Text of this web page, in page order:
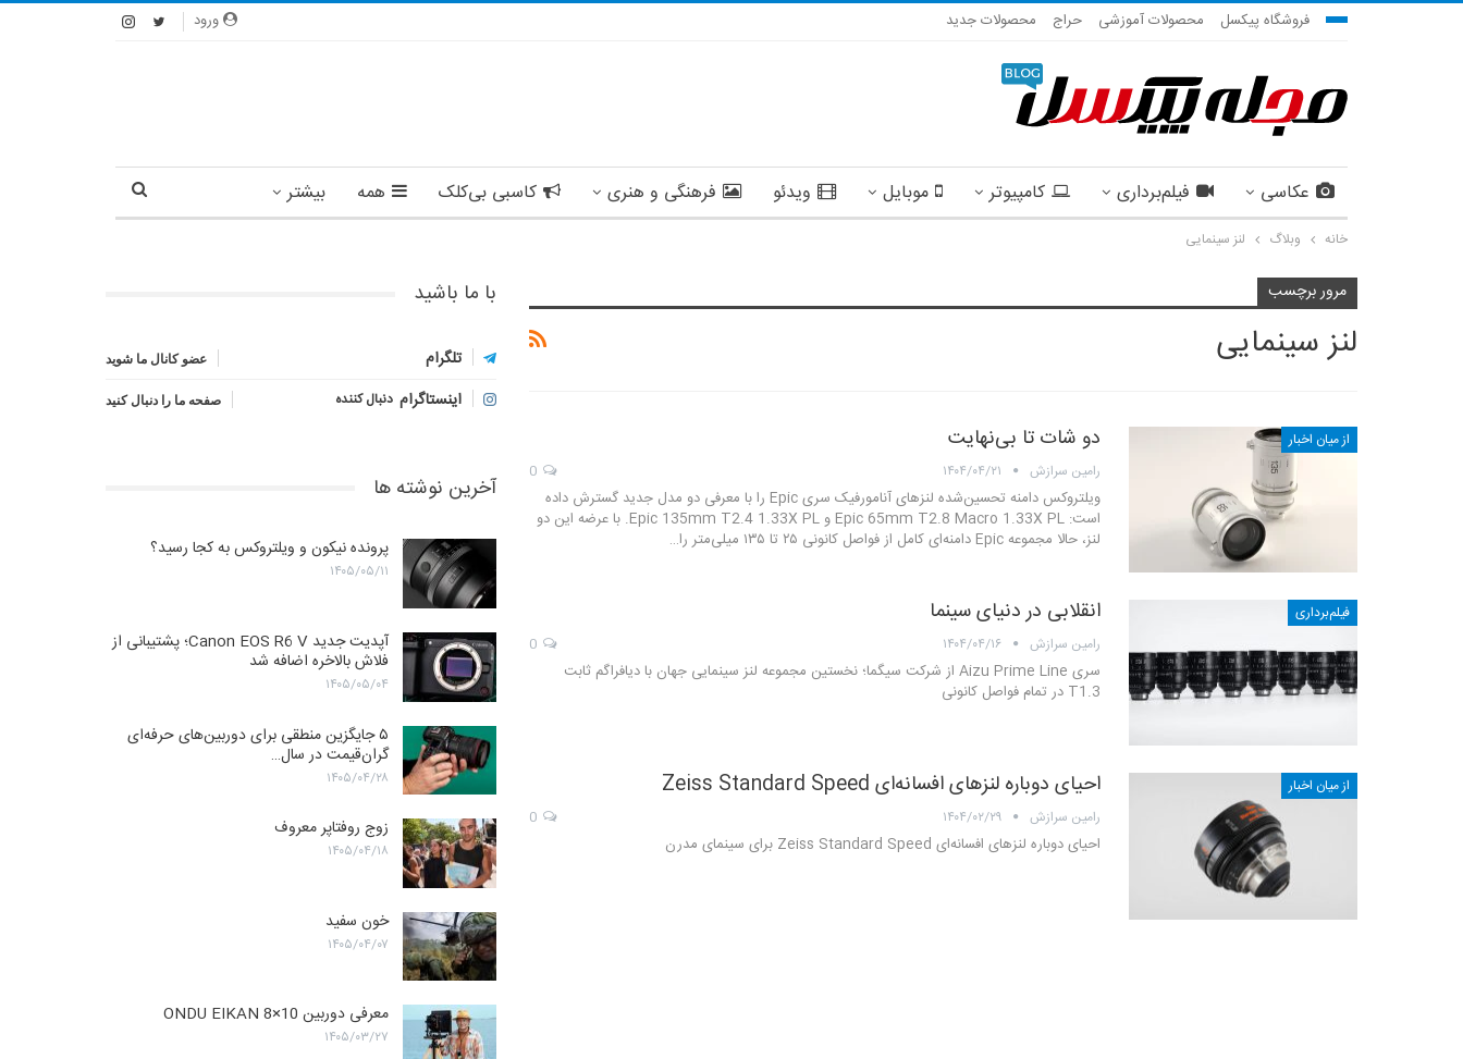
ورود فروشگاه پیکسل محصولات آموزشی حراج محصولات جدید
عکاسی فیلم‌برداری کامپیوتر موبایل ویدئو فرهنگی و هنری کاسبی بی‌کلک همه بیشتر
خانه وبلاگ لنز سینمایی
مرور برچسب
لنز سینمایی
از میان اخبار دو شات تا بی‌نهایت
رامین سرازش ۱۴۰۴/۰۴/۲۱
ویلتروکس دامنه تحسین‌شده لنزهای آنامورفیک سری Epic را با معرفی دو مدل جدید گسترش داده
است: Epic 65mm T2.8 Macro 1.33X PL و Epic 135mm T2.4 1.33X PL. با عرضه این دو
لنز، حالا مجموعه Epic دامنه‌ای کامل از فواصل کانونی ۲۵ تا ۱۳۵ میلی‌متر را…
فیلم‌برداری انقلابی در دنیای سینما
رامین سرازش ۱۴۰۴/۰۴/۱۶
سری Aizu Prime Line از شرکت سیگما؛ نخستین مجموعه لنز سینمایی جهان با دیافراگم ثابت
T1.3 در تمام فواصل کانونی
از میان اخبار احیای دوباره لنزهای افسانه‌ای Zeiss Standard Speed
رامین سرازش ۱۴۰۴/۰۲/۲۹
احیای دوباره لنزهای افسانه‌ای Zeiss Standard Speed برای سینمای مدرن
با ما باشید
تلگرام عضو کانال ما شوید
اینستاگرام دنبال کننده صفحه ما را دنبال کنید
آخرین نوشته ها
پرونده نیکون و ویلتروکس به کجا رسید؟
۱۴۰۵/۰۵/۱۱
آپدیت جدید Canon EOS R6 V؛ پشتیبانی از
فلاش بالاخره اضافه شد
۱۴۰۵/۰۵/۰۴
۵ جایگزین منطقی برای دوربین‌های حرفه‌ای
گران‌قیمت در سال…
۱۴۰۵/۰۴/۲۸
زوج روفتاپر معروف
۱۴۰۵/۰۴/۱۸
خون سفید
۱۴۰۵/۰۴/۰۷
معرفی دوربین ONDU EIKAN 8×10
۱۴۰۵/۰۳/۲۷